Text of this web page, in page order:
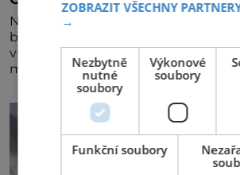
Nedávno se povídalo, že má Dana
blízkého přítele, který je jí oporou.
vůbec pravda? V posledních dnech
mluví o svém
ZOBRAZIT VŠECHNY
→
Nezbytně
nutné
soubory
Výkonové
soubory
Funkční soubory